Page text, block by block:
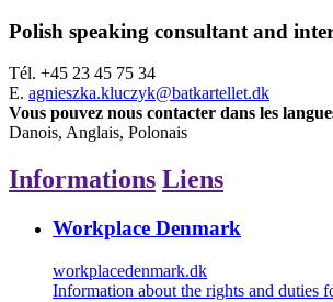
Polish speaking consultant and
Tél. +45 23 45 75 34
E. agnieszka.kluczyk@batkartellet.dk
Vous pouvez nous contacter dans les
Danois, Anglais, Polonais
Informations Liens
Workplace Denmark
workplacedenmark.dk
Information about the rights and duties